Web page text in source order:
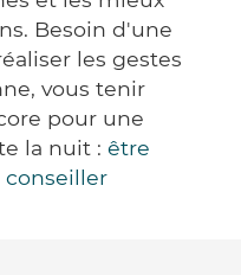
Besoin d'une
les gestes
vous tenir
pour une
la nuit : être
conseiller